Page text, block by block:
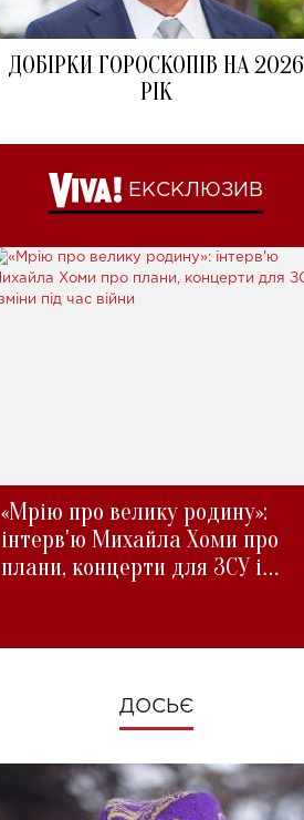
ДОБІРКИ ГОРОСКОПІВ НА 2026
РІК
ЕКСКЛЮЗИВ
«Мрію про велику родину»:
інтерв'ю Михайла Хоми про
плани, концерти для ЗСУ і
ДОСЬЄ